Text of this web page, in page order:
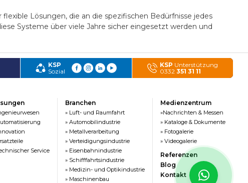
Lösungen, die an die spezifischen Bedürfnisse jedes
Systeme über viele Jahre sicher eingesetzt werden und
KSP
Sozial
KSP Unterstützung
0332 351 31 11
Service
Branchen
» Luft- und Raumfahrt
» Automobilindustrie
» Metallverarbeitung
» Verteidigungsindustrie
» Eisenbahnindustrie
» Schifffahrtsindustrie
» Medizin- und Optikindustrie
» Maschinenbau
Medienzentrum
»Nachrichten & Messen
» Kataloge & Dokumente
» Fotogalerie
» Videogalerie
Referenzen
Blog
Kontakt